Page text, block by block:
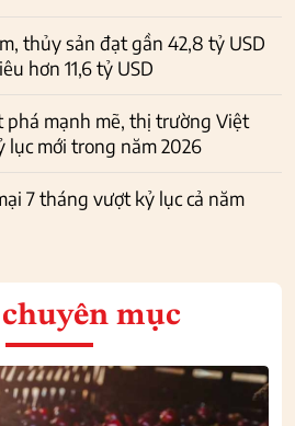
thủy sản đạt gần 42,8 tỷ USD
hơn 11,6 tỷ USD
phá mạnh mẽ, thị trường Việt
lục mới trong năm 2026
7 tháng vượt kỷ lục cả năm
mục